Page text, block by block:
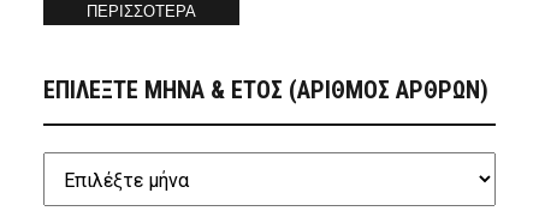
ΠΕΡΙΣΣΟΤΕΡΑ
ΕΠΙΛΕΞΤΕ ΜΗΝΑ & ΕΤΟΣ (ΑΡΙΘΜΟΣ ΑΡΘΡΩΝ)